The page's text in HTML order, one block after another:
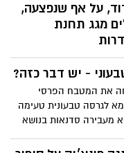
על אף שנפצעה,
מגג תחנת
מאשדוד רבים בעיר
במשטרת אשדוד
מתנדבת מד"א
כיום. ביום שבת היא
וחיי חבריה בתחנת
- יש דבר כזה?
את המטבח הפרסי
לגרסה טבעונית טעימה
מעבירה סדנאות בנושא